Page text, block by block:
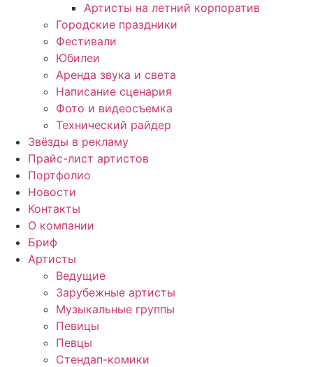
Артисты на летний корпоратив
Городские праздники
Фестивали
Юбилеи
Аренда звука и света
Написание сценария
Фото и видеосъемка
Технический райдер
Звёзды в рекламу
Прайс-лист артистов
Портфолио
Новости
Контакты
О компании
Бриф
Артисты
Ведущие
Зарубежные артисты
Музыкальные группы
Певицы
Певцы
Стендап-комики